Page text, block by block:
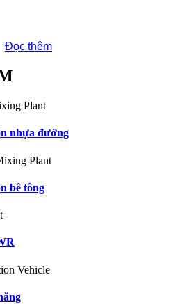
Đọc thêm
nhựa đường
bê tông